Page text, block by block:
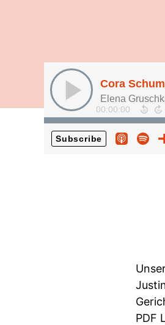
Cora
Elena
00:00:00
Subscribe
PDF